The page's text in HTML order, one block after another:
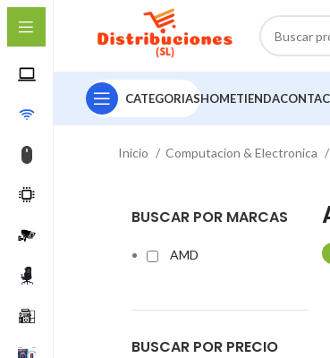
CATEGORIASHOMETIENDA
Inicio Computacion & Electronica
BUSCAR POR MARCAS
AMD
BUSCAR POR PRECIO